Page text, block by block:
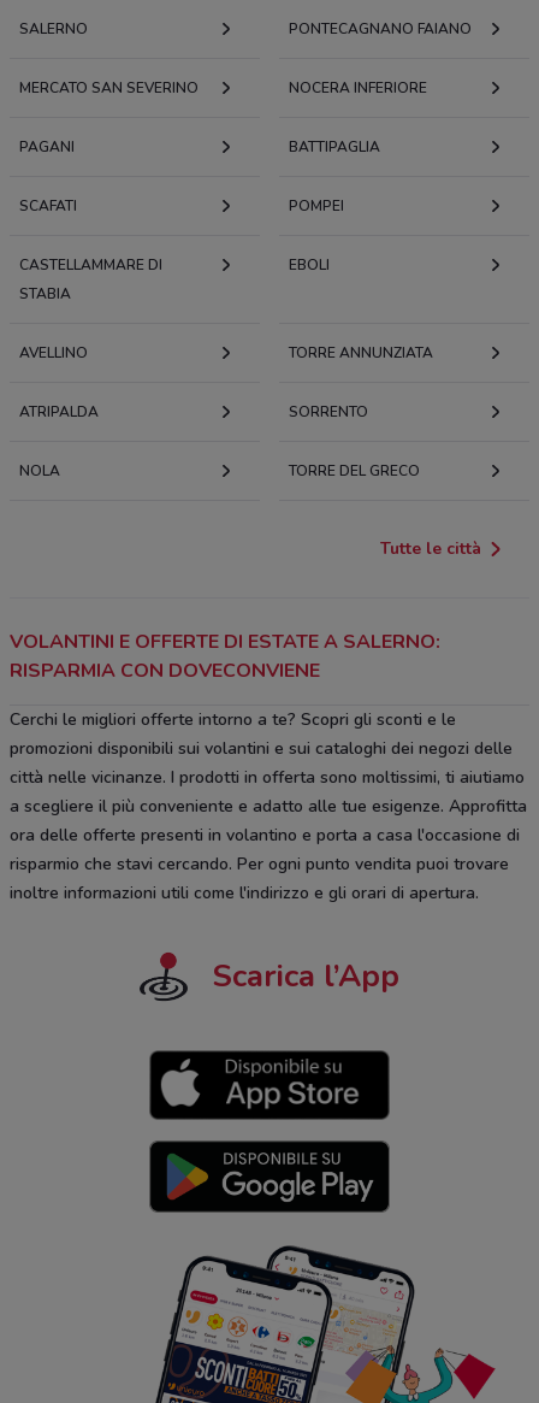
SALERNO PONTECAGNANO FAIANO
MERCATO SAN SEVERINO NOCERA INFERIORE
PAGANI BATTIPAGLIA
SCAFATI POMPEI
CASTELLAMMARE DI
STABIA
EBOLI
AVELLINO TORRE ANNUNZIATA
ATRIPALDA SORRENTO
NOLA TORRE DEL GRECO
Tutte le città
VOLANTINI E OFFERTE DI ESTATE A SALERNO:
RISPARMIA CON DOVECONVIENE
Cerchi le migliori offerte intorno a te? Scopri gli sconti e le
promozioni disponibili sui volantini e sui cataloghi dei negozi delle
città nelle vicinanze. I prodotti in offerta sono moltissimi, ti aiutiamo
a scegliere il più conveniente e adatto alle tue esigenze. Approfitta
ora delle offerte presenti in volantino e porta a casa l'occasione di
risparmio che stavi cercando. Per ogni punto vendita puoi trovare
inoltre informazioni utili come l'indirizzo e gli orari di apertura.
Scarica l’App